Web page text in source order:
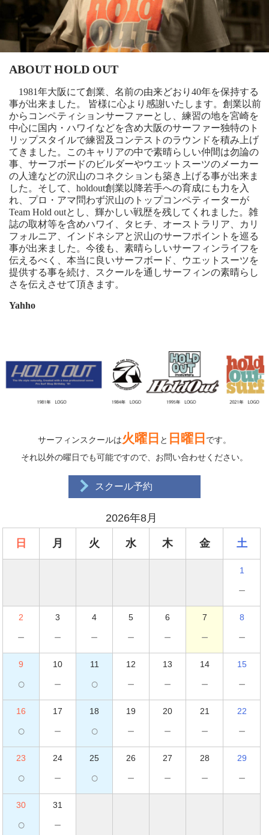
ABOUT HOLD OUT
1981年大阪にて創業、名前の由来どおり40年を保持する
事が出来ました。 皆様に心より感謝いたします。創業以前
からコンペティションサーファーとし、練習の地を宮崎を
中心に国内・ハワイなどを含め大阪のサーファー独特のト
リップスタイルで練習及コンテストのラウンドを積み上げ
てきました。このキャリアの中で素晴らしい仲間は勿論の
事、サーフボードのビルダーやウエットスーツのメーカー
の人達などの沢山のコネクションも築き上げる事が出来ま
した。そして、holdout創業以降若手への育成にも力を入
れ、プロ・アマ問わず沢山のトップコンペティーターが
Team Hold outとし、輝かしい戦歴を残してくれました。雑
誌の取材等を含めハワイ、タヒチ、オーストラリア、カリ
フォルニア、インドネシアと沢山のサーフポイントを巡る
事が出来ました。今後も、素晴らしいサーフィンライフを
伝えるべく、本当に良いサーフボード、ウエットスーツを
提供する事を続け、スクールを通しサーフィンの素晴らし
さを伝えさせて頂きます。
Yahho
サーフィンスクールは 火曜日 と 日曜日 です。
それ以外の曜日でも可能ですので、お問い合わせください。
スクール予約
2026年8月
日 月 火 水 木 金 土
1
－
2
－
3
－
4
－
5
－
6
－
7
－
8
－
9
○
10
－
11
○
12
－
13
－
14
－
15
－
16
○
17
－
18
○
19
－
20
－
21
－
22
－
23
○
24
－
25
○
26
－
27
－
28
－
29
－
30
○
31
－